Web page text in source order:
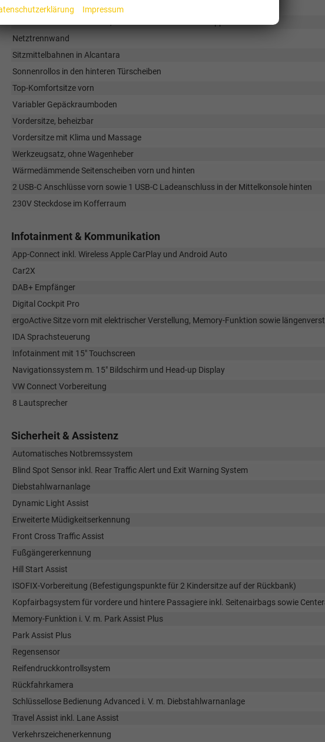
Mittelarmlehne mit Getränkehalter sowie Halter für Mobiltelefon/Tablet
Netztrennwand
Sitzmittelbahnen in Alcantara
Sonnenrollos in den hinteren Türscheiben
Top-Komfortsitze vorn
Variabler Gepäckraumboden
Vordersitze, beheizbar
Vordersitze mit Klima und Massage
Werkzeugsatz, ohne Wagenheber
Wärmedämmende Seitenscheiben vorn und hinten
2 USB-C Anschlüsse vorn sowie 1 USB-C Ladeanschluss in der Mittelkonsole hinten
230V Steckdose im Kofferraum
Infotainment & Kommunikation
App-Connect inkl. Wireless Apple CarPlay und Android Auto
Car2X
DAB+ Empfänger
Digital Cockpit Pro
ergoActive Sitze vorn mit elektrischer Verstellung, Memory-Funktion sowie
IDA Sprachsteuerung
Infotainment mit 15" Touchscreen
Navigationssystem m. 15" Bildschirm und Head-up Display
VW Connect Vorbereitung
8 Lautsprecher
Sicherheit & Assistenz
Automatisches Notbremssystem
Blind Spot Sensor inkl. Rear Traffic Alert und Exit Warning System
Diebstahlwarnanlage
Dynamic Light Assist
Erweiterte Müdigkeitserkennung
Front Cross Traffic Assist
Fußgängererkennung
Hill Start Assist
ISOFIX-Vorbereitung (Befestigungspunkte für 2 Kindersitze auf der Rückbank)
Kopfairbagsystem für vordere und hintere Passagiere inkl. Seitenairbags sowie
Memory-Funktion i. V. m. Park Assist Plus
Park Assist Plus
Regensensor
Reifendruckkontrollsystem
Rückfahrkamera
Schlüssellose Bedienung Advanced i. V. m. Diebstahlwarnanlage
Travel Assist inkl. Lane Assist
Verkehrszeichenerkennung
Impressum